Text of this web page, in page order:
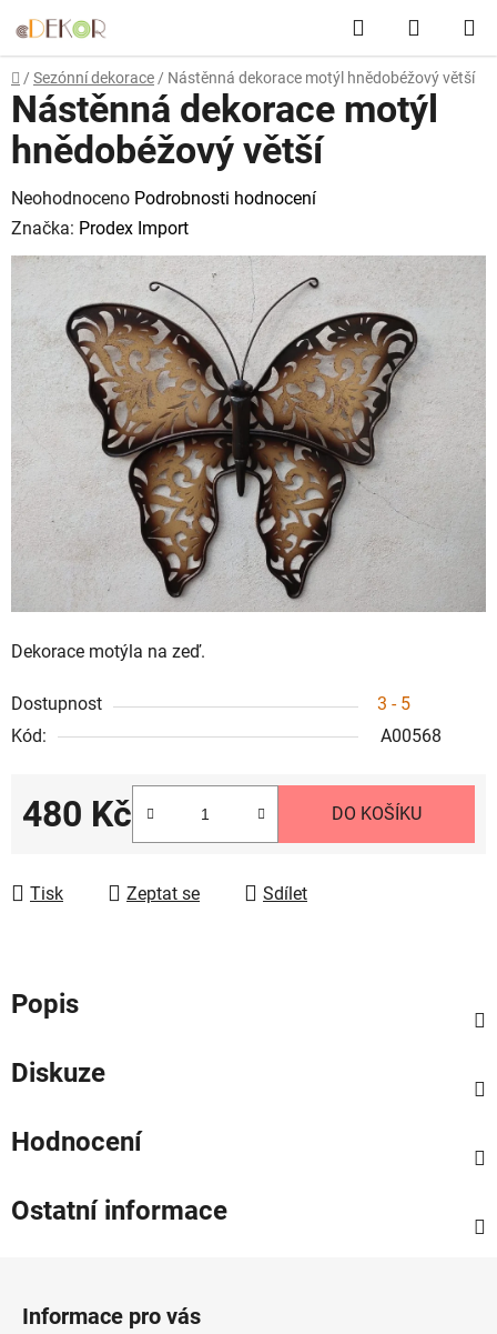
na
obsah
Hledat
KOŠÍK
Domů
/ Sezónní dekorace / Nástěnná dekorace motýl hnědobéžový větší
Dekorace motýla na zeď.
Dostupnost
3 - 5
Kód:
A00568
480 Kč DO KOŠÍKU
Tisk Zeptat se Sdílet
Nástěnná dekorace motýl
hnědobéžový větší
Průměrné
hodnocení
produktu
je
0,0
hvězdiček.
Neohodnoceno Podrobnosti hodnocení
Značka: Prodex Import
Popis
Diskuze
Hodnocení
Ostatní informace
Informace pro vás